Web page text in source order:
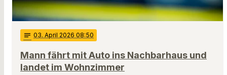
notes 03. April 2026 08:50
Mann fährt mit Auto ins Nachbarhaus und
landet im Wohnzimmer